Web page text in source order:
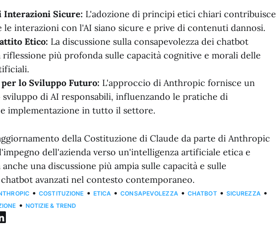
Interazioni Sicure: L'adozione di principi etici chiari contribuisce
le interazioni con l'AI siano sicure e prive di contenuti dannosi.
Etico: La discussione sulla consapevolezza dei chatbot
riflessione più profonda sulle capacità cognitive e morali delle
lo Sviluppo Futuro: L'approccio di Anthropic fornisce un
di AI responsabili, influenzando le pratiche di
implementazione in tutto il settore.
della Costituzione di Claude da parte di Anthropic
dell'azienda verso un'intelligenza artificiale etica e
una discussione più ampia sulle capacità e sulle
avanzati nel contesto contemporaneo.
• COSTITUZIONE • ETICA • CONSAPEVOLEZZA • CHATBOT • SICUREZZA •
• NOTIZIE & TREND